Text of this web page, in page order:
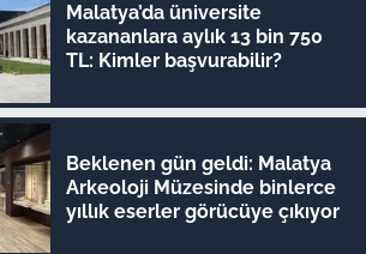
Malatya’da üniversite
kazananlara aylık 13 bin 750
TL: Kimler başvurabilir?
Beklenen gün geldi: Malatya
Arkeoloji Müzesinde binlerce
yıllık eserler görücüye çıkıyor